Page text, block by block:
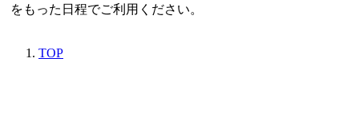
をもった日程でご利用ください。
TOP